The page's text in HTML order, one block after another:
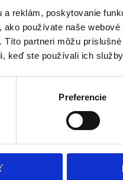
a reklám, poskytovanie
ako používate naše
Títo partneri môžu
keď ste používali ich
Preferencie
ktorý vám pomôže
vodičského preukazu s
to the driving school !!
about all things
school as it was a plus for